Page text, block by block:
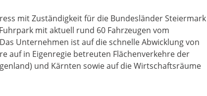
mit Zuständigkeit für die Bundesländer Steiermark
mit aktuell rund 60 Fahrzeugen vom
Unternehmen ist auf die schnelle Abwicklung von
auf in Eigenregie betreuten Flächenverkehre der
und Kärnten sowie auf die Wirtschaftsräume